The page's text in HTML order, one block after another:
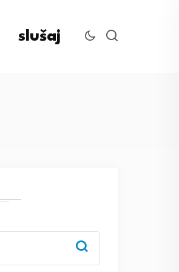
slušaj